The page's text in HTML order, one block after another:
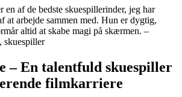
en af de bedste skuespillerinder, jeg har
at arbejde sammen med. Hun er dygtig,
altid at skabe magi på skærmen. –
skuespiller
– En talentfuld skuespiller
filmkarriere